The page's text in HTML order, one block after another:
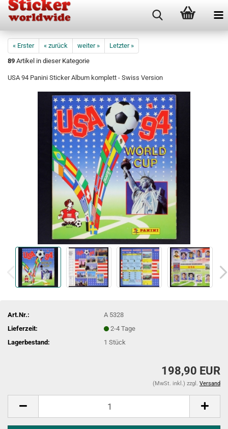
« Erster « zurück weiter »
Letzter »
89 Artikel in dieser Kategorie
USA 94 Panini Sticker Album komplett - Swiss Version
Art.Nr.:
A 5328
Lieferzeit:
2-4 Tage
Lagerbestand:
1Stück
198,90 EUR
(MwSt. inkl.) zzgl. Versand